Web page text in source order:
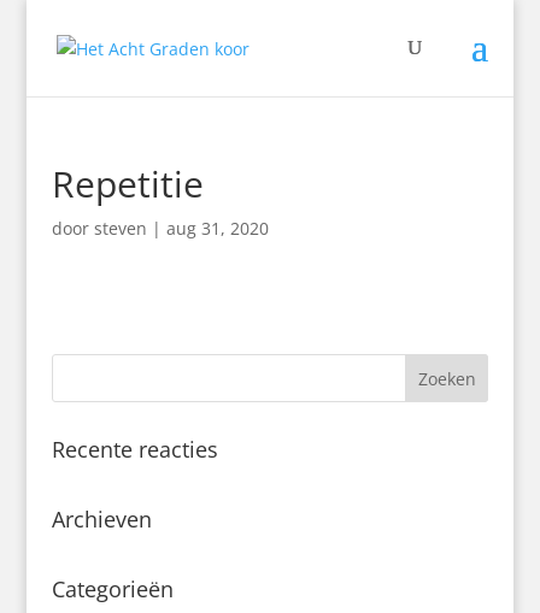
Repetitie
door steven | aug 31, 2020
Recente reacties
Archieven
Categorieën